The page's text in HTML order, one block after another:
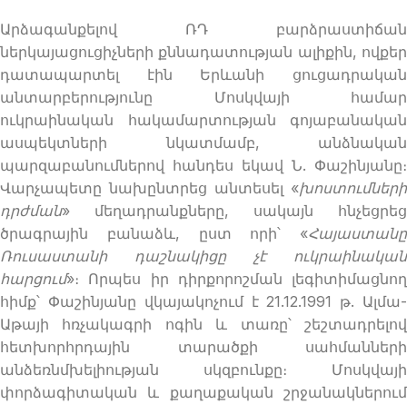
Արձագանքելով ՌԴ բարձրաստիճան
ներկայացուցիչների քննադատության ալիքին, ովքեր
դատապարտել էին Երևանի ցուցադրական
անտարբերությունը Մոսկվայի համար
ուկրաինական հակամարտության գոյաբանական
ասպեկտների նկատմամբ, անձնական
պարզաբանումներով հանդես եկավ Ն. Փաշինյանը։
Վարչապետը նախընտրեց անտեսել «խոստումների
դրժման» մեղադրանքները, սակայն հնչեցրեց
ծրագրային բանաձև, ըստ որի՝ «Հայաստանը
Ռուսաստանի դաշնակիցը չէ ուկրաինական
հարցում»։ Որպես իր դիրքորոշման լեգիտիմացնող
հիմք՝ Փաշինյանը վկայակոչում է 21.12.1991 թ. Ալմա-
Աթայի հռչակագրի ոգին և տառը՝ շեշտադրելով
հետխորհրդային տարածքի սահմանների
անձեռնմխելիության սկզբունքը։ Մոսկվայի
փորձագիտական և քաղաքական շրջանակներում